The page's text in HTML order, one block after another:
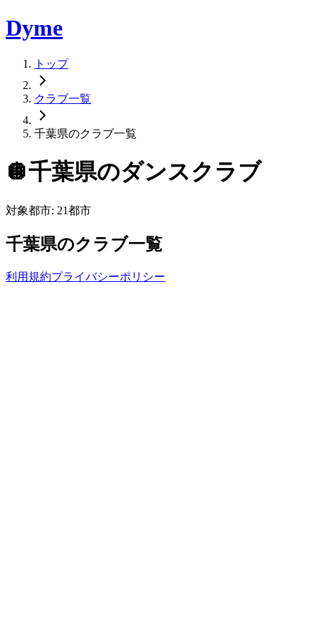
Dyme
トップ
クラブ一覧
千葉県のクラブ一覧
🪩千葉県のダンスクラブ
対象都市: 21都市
千葉県のクラブ一覧
利用規約プライバシーポリシー